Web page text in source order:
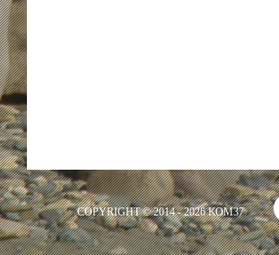
COPYRIGHT © 2014 - 2026 ΚΟΜ37